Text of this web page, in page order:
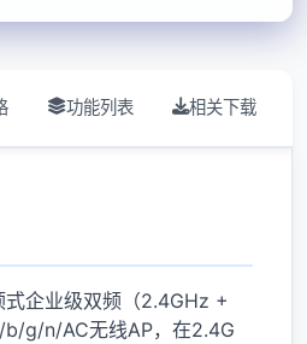
功能列表 相关下载
企业级双频（2.4GHz +
b/g/n/AC无线AP，在2.4G